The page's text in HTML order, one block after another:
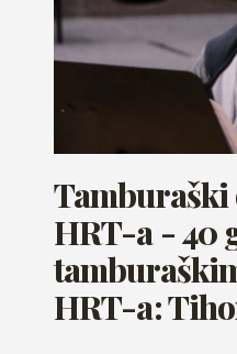
Tamburaški
HRT-a - 40
HRT-a: